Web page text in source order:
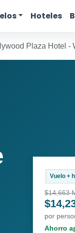
Hoteles
Plaza Hotel -
Vuelo +
$14,663
por
Ahorro